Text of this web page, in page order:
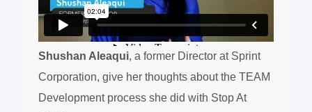
Shushan Aleaqui, a former Director at Sprint
Corporation, give her thoughts about the TEAM
Development process she did with Stop At